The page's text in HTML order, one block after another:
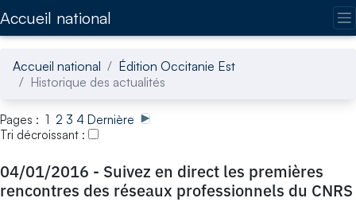
Accueil national
Accueil national
Édition Occitanie Est
Historique des actualités
Pages : 1 2 3 4 Dernière
Tri décroissant :
04/01/2016 - Suivez en direct les premières
rencontres des réseaux professionnels du CNRS